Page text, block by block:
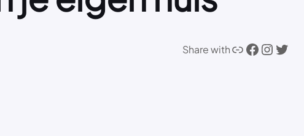
Share withLink Facebook Instagram Twitter